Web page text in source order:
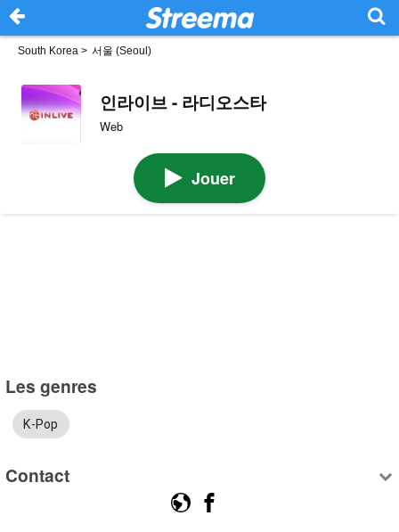
South Korea > 서울 (Seoul)
인라이브 - 라디오스타
Web
Jouer
Les genres
K-Pop
Contact